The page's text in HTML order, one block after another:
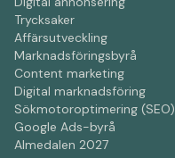
Trycksaker
Affärsutveckling
Marknadsföringsbyrå
Content marketing
Digital marknadsföring
Sökmotoroptimering (SEO)
Google Ads-byrå
Almedalen 2027